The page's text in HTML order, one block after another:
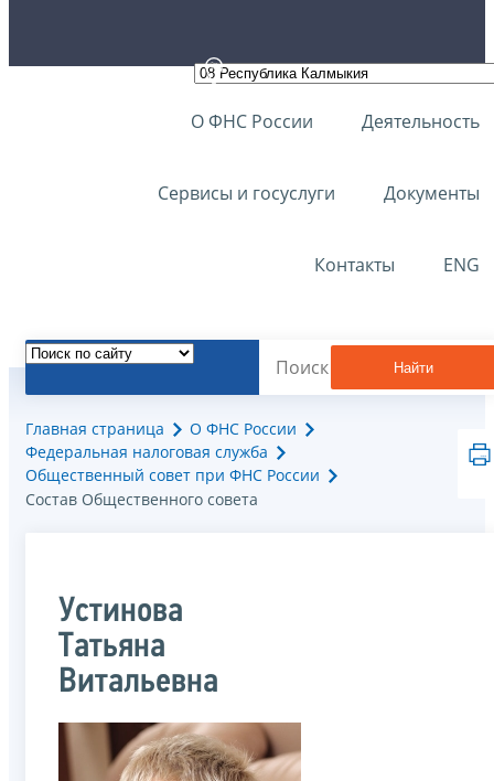
О ФНС России Деятельность
Сервисы и госуслуги Документы
Контакты ENG
Найти
Главная страница
О ФНС России
Федеральная налоговая служба
Общественный совет при ФНС России
Состав Общественного совета
Устинова
Татьяна
Витальевна